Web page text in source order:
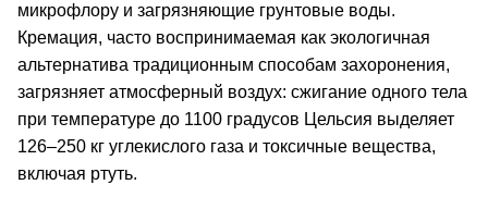
микрофлору и загрязняющие грунтовые воды.
Кремация, часто воспринимаемая как экологичная
альтернатива традиционным способам захоронения,
загрязняет атмосферный воздух: сжигание одного тела
при температуре до 1100 градусов Цельсия выделяет
126–250 кг углекислого газа и токсичные вещества,
включая ртуть.